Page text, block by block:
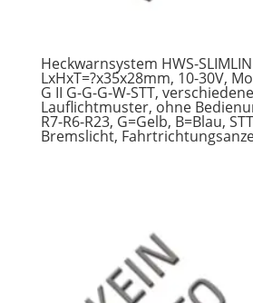
Heckwarnsystem HWS-
LxHxT=?x35x28mm, 10-30V,
G II G-G-G-W-STT,
Lauflichtmuster, ohne
R7-R6-R23, G=Gelb, B=Blau,
Bremslicht,